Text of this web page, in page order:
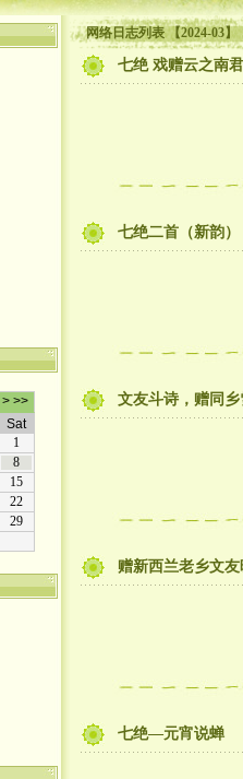
网络日志列表 【2024-03】
七绝 戏赠云之南君
七绝二首（新韵）
文友斗诗，赠同
赠新西兰老乡文
七绝—元宵说蝉